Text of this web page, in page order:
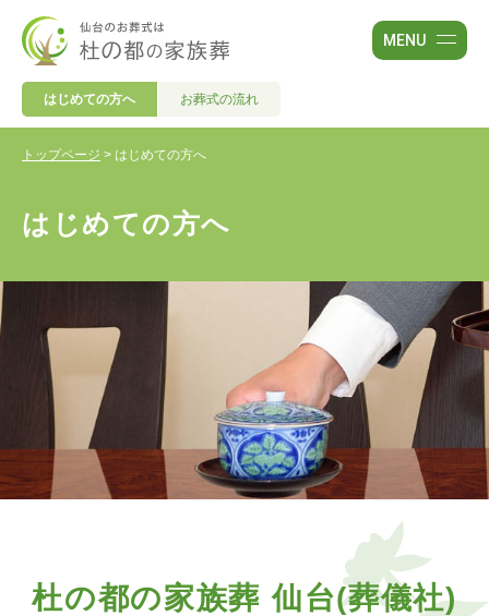
はじめての方へ お葬式の流れ
トップページ > はじめての方へ
はじめての方へ
杜の都の家族葬 仙台(葬儀社)